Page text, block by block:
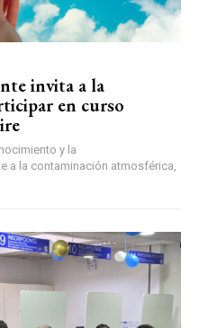
invita a la
en curso
y la
a la contaminación atmosférica,